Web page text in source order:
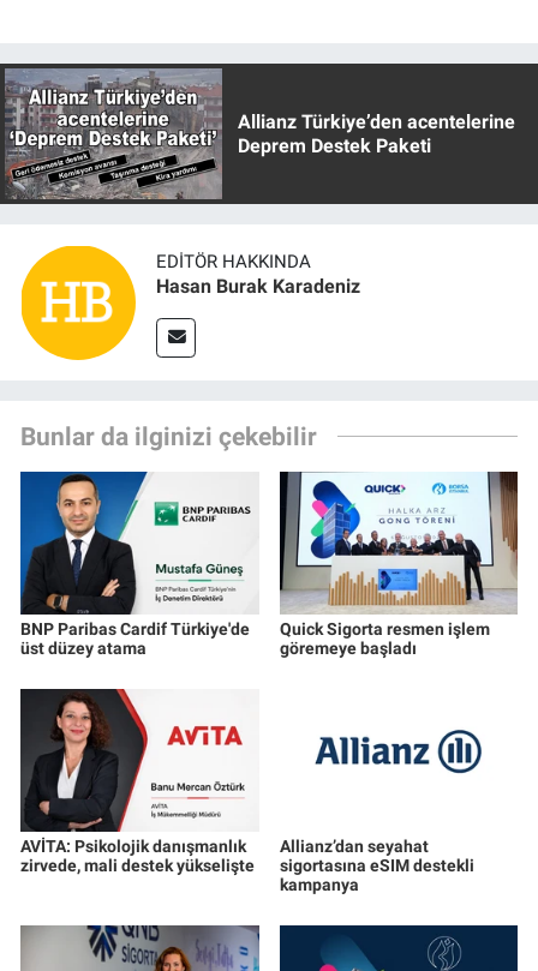
Allianz Türkiye’den acentelerine
Deprem Destek Paketi
EDITÖR HAKKINDA
Hasan Burak Karadeniz
Bunlar da ilginizi çekebilir
BNP Paribas Cardif Türkiye'de
üst düzey atama
Quick Sigorta resmen işlem
göremeye başladı
AVİTA: Psikolojik danışmanlık
zirvede, mali destek yükselişte
Allianz’dan seyahat
sigortasına eSIM destekli
kampanya